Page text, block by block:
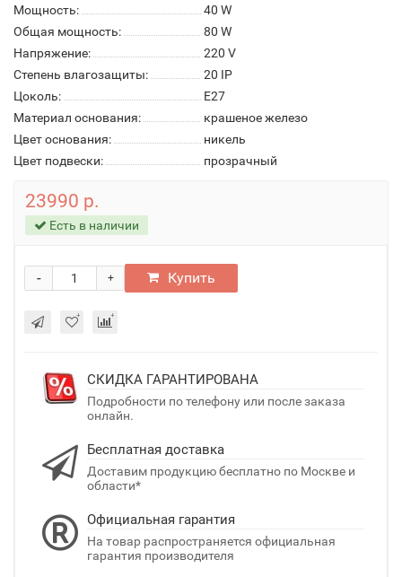
Мощность:
40 W
Общая мощность:
80 W
Напряжение:
220 V
Степень влагозащиты:
20 IP
Цоколь:
E27
Материал основания:
крашеное железо
Цвет основания:
никель
Цвет подвески:
прозрачный
23990 р.
Есть в наличии
+
- Купить
СКИДКА ГАРАНТИРОВАНА
Подробности по телефону или после заказа
онлайн.
Бесплатная доставка
Доставим продукцию бесплатно по Москве и
области*
Официальная гарантия
На товар распространяется официальная
гарантия производителя